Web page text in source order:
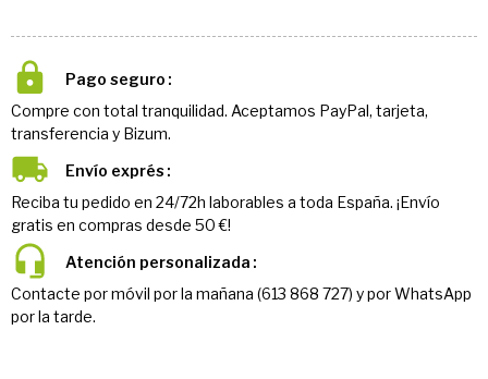
Pago seguro
Compre con total tranquilidad. Aceptamos PayPal, tarjeta,
transferencia y Bizum.
Envío exprés
Reciba tu pedido en 24/72h laborables a toda España. ¡Envío
gratis en compras desde 50 €!
Atención personalizada
Contacte por móvil por la mañana (613 868 727) y por WhatsApp
por la tarde.